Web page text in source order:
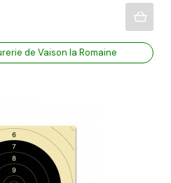
de Vaison la Romaine